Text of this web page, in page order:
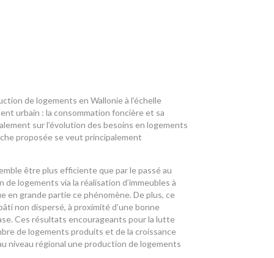
de logements en Wallonie à l’échelle
urbain : la consommation foncière et sa
sur l’évolution des besoins en logements
proposée se veut principalement
être plus efficiente que par le passé au
logements via la réalisation d’immeubles à
en grande partie ce phénomène. De plus, ce
non dispersé, à proximité d’une bonne
Ces résultats encourageants pour la lutte
de logements produits et de la croissance
niveau régional une production de logements